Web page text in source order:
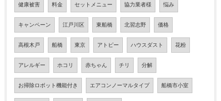
健康被害 料金 セットメニュー 協力業者様 悩み
キャンペーン 江戸川区 東船橋 北習志野 価格
高根木戸 船橋 東京 アトピー ハウスダスト 花粉
アレルギー ホコリ 赤ちゃん チリ 分解
お掃除ロボット機能付き エアコンノーマルタイプ 船橋市小室